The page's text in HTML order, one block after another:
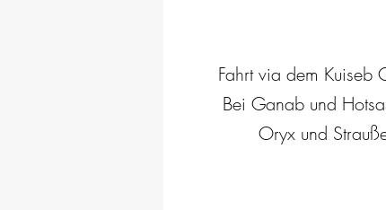
Fahrt via dem Kuiseb
Bei Ganab und
Oryx und